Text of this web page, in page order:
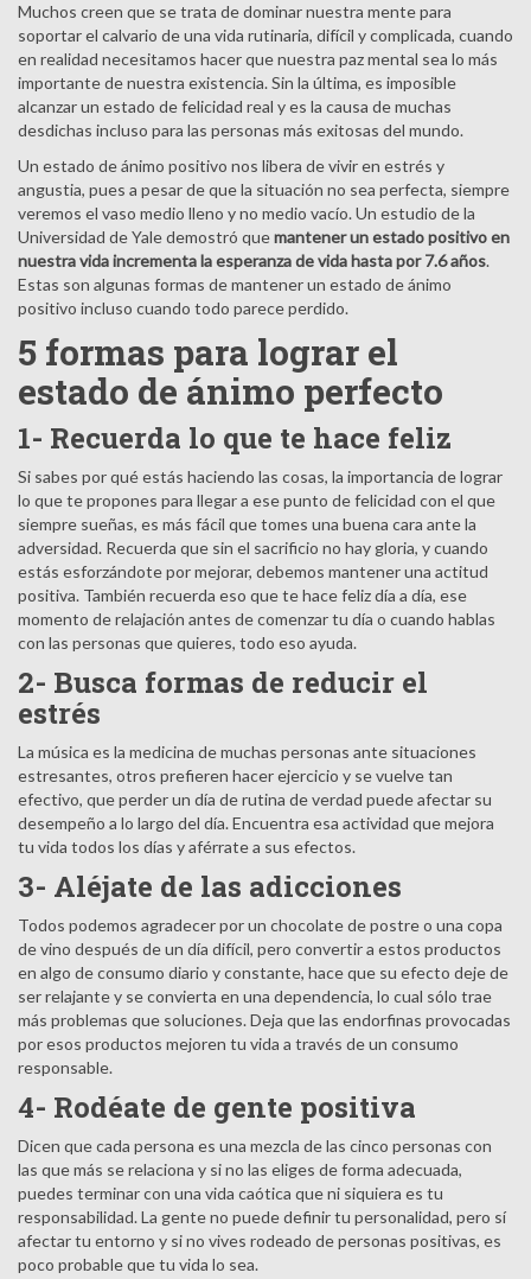
Muchos creen que se trata de dominar nuestra mente para
soportar el calvario de una vida rutinaria, difícil y complicada, cuando
en realidad necesitamos hacer que nuestra paz mental sea lo más
importante de nuestra existencia. Sin la última, es imposible
alcanzar un estado de felicidad real y es la causa de muchas
desdichas incluso para las personas más exitosas del mundo.
Un estado de ánimo positivo nos libera de vivir en estrés y
angustia, pues a pesar de que la situación no sea perfecta, siempre
veremos el vaso medio lleno y no medio vacío. Un estudio de la
Universidad de Yale demostró quemantener un estado positivo en
nuestra vida incrementa la esperanza de vida hasta por 7.6 años.
Estas son algunas formas de mantener un estado de ánimo
positivo incluso cuando todo parece perdido.
5 formas para lograr el
estado de ánimo perfecto
1- Recuerda lo que te hace feliz
Si sabes por qué estás haciendo las cosas, la importancia de lograr
lo que te propones para llegar a ese punto de felicidad con el que
siempre sueñas, es más fácil que tomes una buena cara ante la
adversidad. Recuerda que sin el sacrificio no hay gloria, y cuando
estás esforzándote por mejorar, debemos mantener una actitud
positiva. También recuerda eso que te hace feliz día a día, ese
momento de relajación antes de comenzar tu día o cuando hablas
con las personas que quieres, todo eso ayuda.
2- Busca formas de reducir el
estrés
La música es la medicina de muchas personas ante situaciones
estresantes, otros prefieren hacer ejercicio y se vuelve tan
efectivo, que perder un día de rutina de verdad puede afectar su
desempeño a lo largo del día. Encuentra esa actividad que mejora
tu vida todos los días y aférrate a sus efectos.
3- Aléjate de las adicciones
Todos podemos agradecer por un chocolate de postre o una copa
de vino después de un día difícil, pero convertir a estos productos
en algo de consumo diario y constante, hace que su efecto deje de
ser relajante y se convierta en una dependencia, lo cual sólo trae
más problemas que soluciones. Deja que las endorfinas provocadas
por esos productos mejoren tu vida a través de un consumo
responsable.
4- Rodéate de gente positiva
Dicen que cada persona es una mezcla de las cinco personas con
las que más se relaciona y si no las eliges de forma adecuada,
puedes terminar con una vida caótica que ni siquiera es tu
responsabilidad. La gente no puede definir tu personalidad, pero sí
afectar tu entorno y si no vives rodeado de personas positivas, es
poco probable que tu vida lo sea.